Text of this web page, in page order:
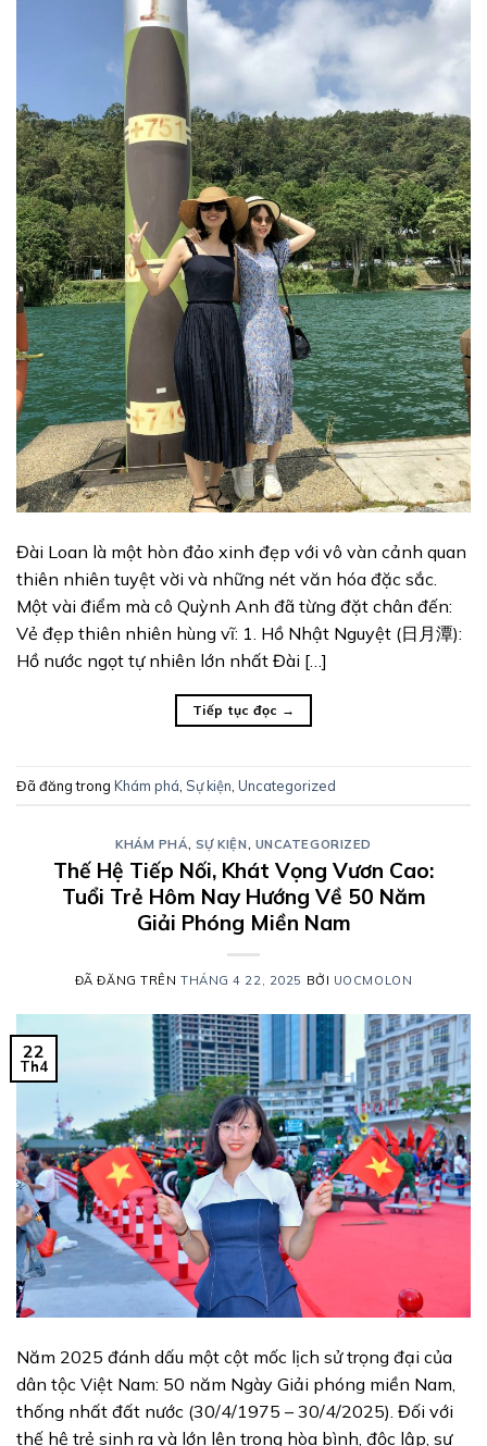
Đài Loan là một hòn đảo xinh đẹp với vô vàn cảnh quan
thiên nhiên tuyệt vời và những nét văn hóa đặc sắc.
Một vài điểm mà cô Quỳnh Anh đã từng đặt chân đến:
Vẻ đẹp thiên nhiên hùng vĩ: 1. Hồ Nhật Nguyệt (日月潭):
Hồ nước ngọt tự nhiên lớn nhất Đài […]
Tiếp tục đọc →
Đã đăng trong Khám phá Sự kiện Uncategorized
KHÁM PHÁ, SỰ KIỆN, UNCATEGORIZED
Thế Hệ Tiếp Nối, Khát Vọng Vươn Cao:
Tuổi Trẻ Hôm Nay Hướng Về 50 Năm
Giải Phóng Miền Nam
ĐÃ ĐĂNG TRÊN THÁNG 4 22, 2025 BỞI UOCMOLON
22
Th4
Năm 2025 đánh dấu một cột mốc lịch sử trọng đại của
dân tộc Việt Nam: 50 năm Ngày Giải phóng miền Nam,
thống nhất đất nước (30/4/1975 – 30/4/2025). Đối với
thế hệ trẻ sinh ra và lớn lên trong hòa bình, độc lập, sự